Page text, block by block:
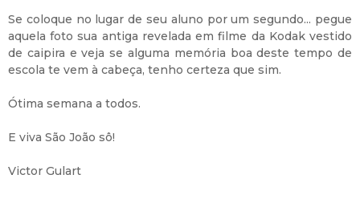
Se coloque no lugar de seu aluno por um segundo... pegue
aquela foto sua antiga revelada em filme da Kodak vestido
de caipira e veja se alguma memória boa deste tempo de
escola te vem à cabeça, tenho certeza que sim.
Ótima semana a todos.
E viva São João sô!
Victor Gulart